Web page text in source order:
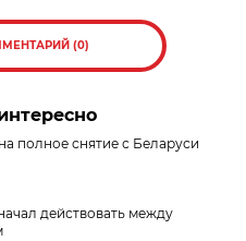
(0)
полное снятие с Беларуси
действовать между